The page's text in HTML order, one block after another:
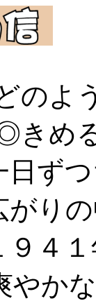
よ
め
ず
り
４
か